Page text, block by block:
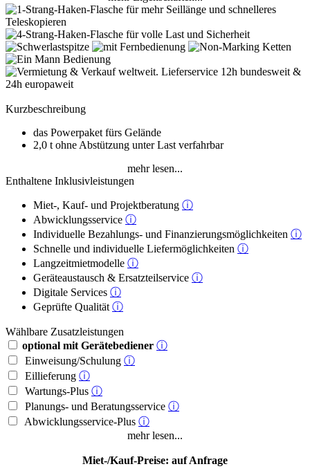
Kurzbeschreibung
das Powerpaket fürs Gelände
2,0 t ohne Abstützung unter Last verfahrbar
mehr lesen...
Enthaltene Inklusivleistungen
Miet-, Kauf- und Projektberatung ⓘ
Abwicklungsservice ⓘ
Individuelle Bezahlungs- und Finanzierungsmöglichkeiten ⓘ
Schnelle und individuelle Liefermöglichkeiten ⓘ
Langzeitmietmodelle ⓘ
Geräteaustausch & Ersatzteilservice ⓘ
Digitale Services ⓘ
Geprüfte Qualität ⓘ
Wählbare Zusatzleistungen
optional mit Gerätebediener ⓘ
Einweisung/Schulung ⓘ
Eillieferung ⓘ
Wartungs-Plus ⓘ
Planungs- und Beratungsservice ⓘ
Abwicklungsservice-Plus ⓘ
mehr lesen...
Miet-/Kauf-Preise: auf Anfrage